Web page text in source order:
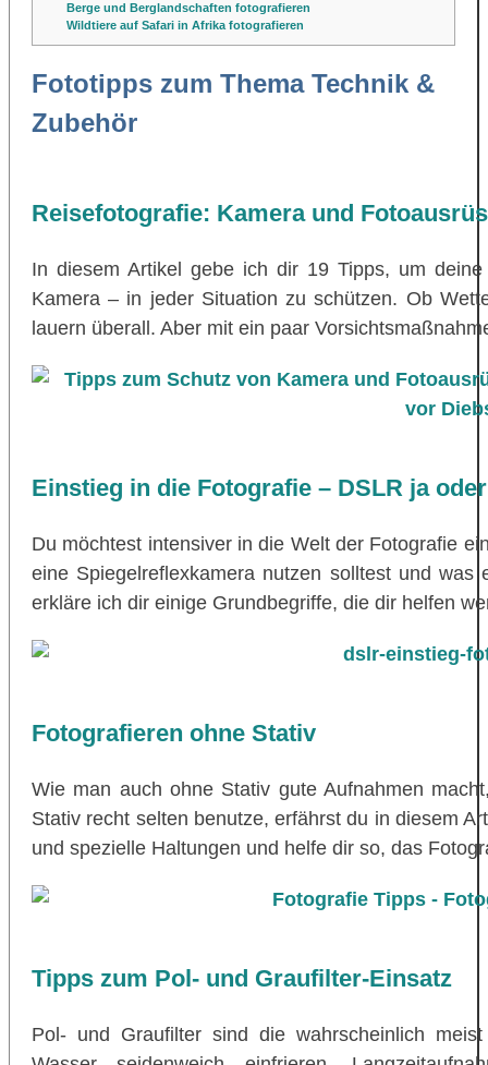
Berge und Berglandschaften fotografieren
Wildtiere auf Safari in Afrika fotografieren
Fototipps zum Thema Technik &
Zubehör
Reisefotografie: Kamera und
In diesem Artikel gebe ich dir 19 Tipps, um
Kamera – in jeder Situation zu schützen. Ob
lauern überall. Aber mit ein paar
Einstieg in die Fotografie – DSLR ja
Du möchtest intensiver in die Welt der Fotografie
eine Spiegelreflexkamera nutzen solltest und
erkläre ich dir einige Grundbegriffe, die dir helfen
Fotografieren ohne Stativ
Wie man auch ohne Stativ gute Aufnahmen
Stativ recht selten benutze, erfährst du in diesem
und spezielle Haltungen und helfe dir so, das
Tipps zum Pol- und Graufilter-Einsatz
Pol- und Graufilter sind die wahrscheinlich